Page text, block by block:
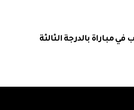
مباراة بالدرجة الثالثة